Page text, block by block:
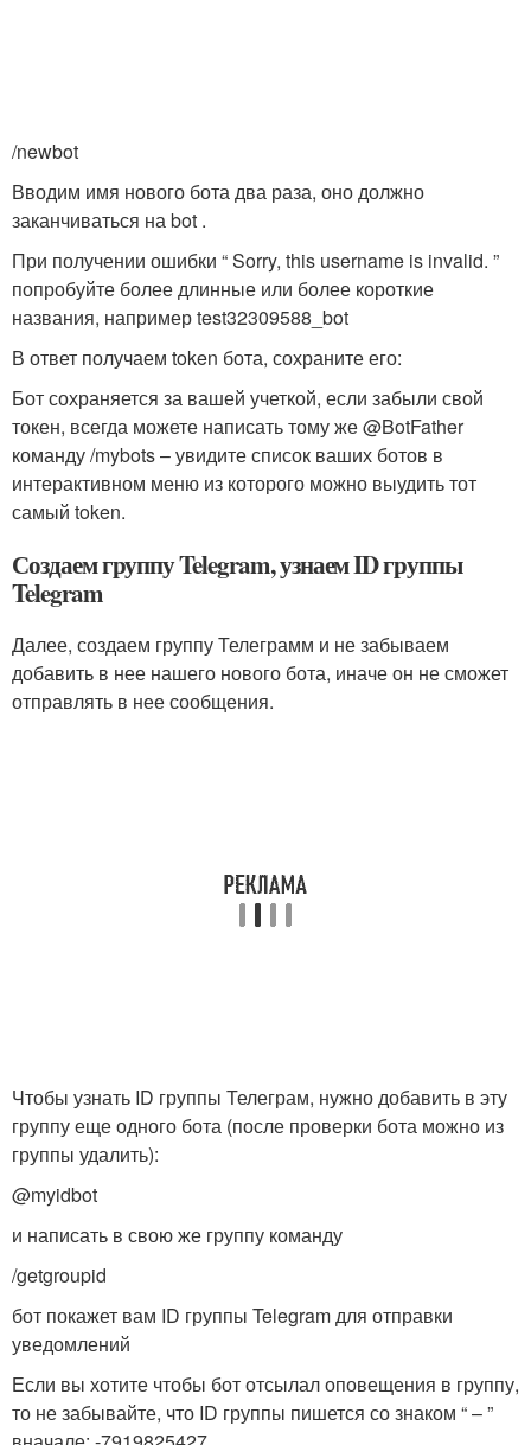
/newbot
Вводим имя нового бота два раза, оно должно
заканчиваться на bot .
При получении ошибки “ Sorry, this username is invalid. ”
попробуйте более длинные или более короткие
названия, например test32309588_bot
В ответ получаем token бота, сохраните его:
Бот сохраняется за вашей учеткой, если забыли свой
токен, всегда можете написать тому же @BotFather
команду /mybots – увидите список ваших ботов в
интерактивном меню из которого можно выудить тот
самый token.
Создаем группу Telegram, узнаем ID группы
Telegram
Далее, создаем группу Телеграмм и не забываем
добавить в нее нашего нового бота, иначе он не сможет
отправлять в нее сообщения.
Чтобы узнать ID группы Телеграм, нужно добавить в эту
группу еще одного бота (после проверки бота можно из
группы удалить):
@myidbot
и написать в свою же группу команду
/getgroupid
бот покажет вам ID группы Telegram для отправки
уведомлений
Если вы хотите чтобы бот отсылал оповещения в группу,
то не забывайте, что ID группы пишется со знаком “ – ”